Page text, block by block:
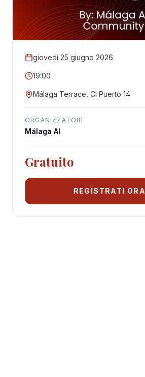
giovedì 25 giugno 2026
19:00
Málaga Terrace, Cl Puerto 14
ORGANIZZATORE
Málaga AI
Gratuito
REGISTRATI ORA